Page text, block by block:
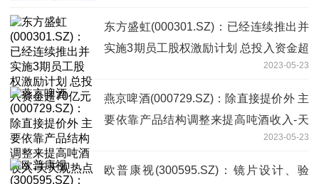
东方盛虹(000301.SZ)：已经连续推出并
实施3期员工股权激励计划 总投入资金超
2023-05-23
燕京啤酒(000729.SZ)：除直接提价外 主
要依靠产品结构调整来提高吨酒收入-天
2023-05-23
欧普康视(300595.SZ)：镜片设计、验